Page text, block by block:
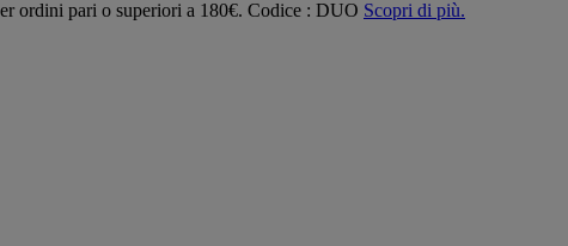
ordini pari o superiori a 180€. Codice : DUO Scopri di più.